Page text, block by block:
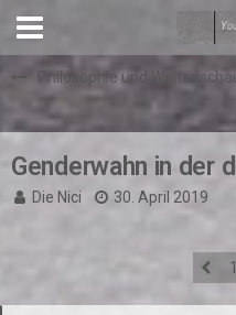
Philosophie und
Genderwahn in der
Die Nici 30. April 2019
1